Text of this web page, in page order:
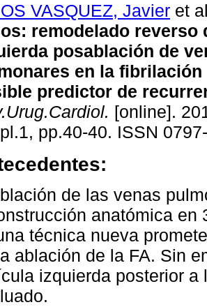
VASQUEZ, Javier et
remodelado reverso
posablación de
en la
predictor de
[online].
pp.40-40. ISSN
de las venas
anatómica en
técnica nueva
ablación de la FA. Sin
izquierda posterior